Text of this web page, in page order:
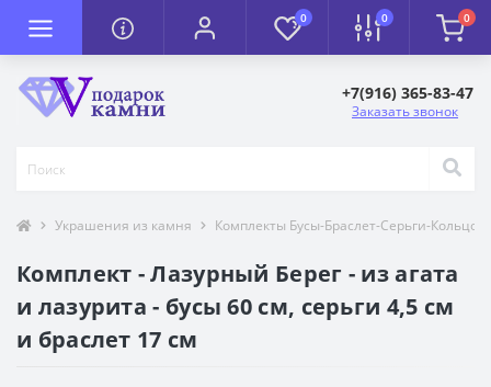
0 0 0
+7(916) 365-83-47
Заказать звонок
Украшения из камня Комплекты Бусы-Браслет-Серьги-Кольцо-
Комплект - Лазурный Берег - из агата
и лазурита - бусы 60 см, серьги 4,5 см
и браслет 17 см